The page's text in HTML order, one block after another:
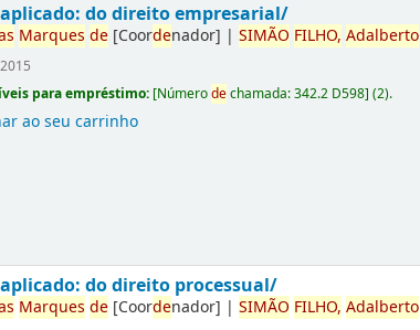
do direito empresarial/
Marques de [Coordenador] |SIMÃO FILHO, Adalberto
2015
para empréstimo: [Númerodechamada:342.2 D598](2).
ao seu carrinho
do direito processual/
Marques de [Coordenador] |SIMÃO FILHO, Adalberto